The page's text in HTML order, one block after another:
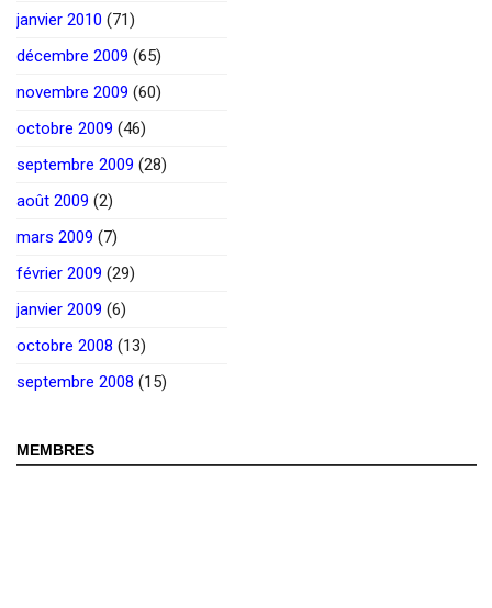
janvier 2010 (71)
décembre 2009 (65)
novembre 2009 (60)
octobre 2009 (46)
septembre 2009 (28)
août 2009 (2)
mars 2009 (7)
février 2009 (29)
janvier 2009 (6)
octobre 2008 (13)
septembre 2008 (15)
MEMBRES